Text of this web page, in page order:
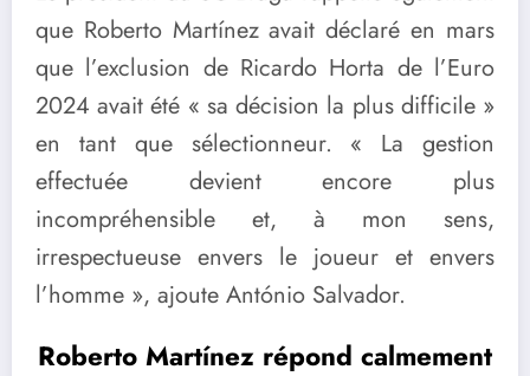
que Roberto Martínez avait déclaré en mars
que l’exclusion de Ricardo Horta de l’Euro
2024 avait été « sa décision la plus difficile »
en tant que sélectionneur. « La gestion
effectuée devient encore plus
incompréhensible et, à mon sens,
irrespectueuse envers le joueur et envers
l’homme », ajoute António Salvador.
Roberto Martínez répond calmement